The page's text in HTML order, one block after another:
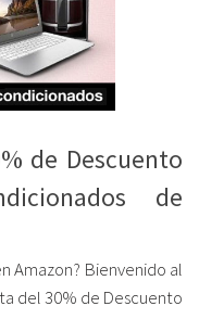
de Descuento
de
Amazon? Bienvenido al
del 30% de Descuento